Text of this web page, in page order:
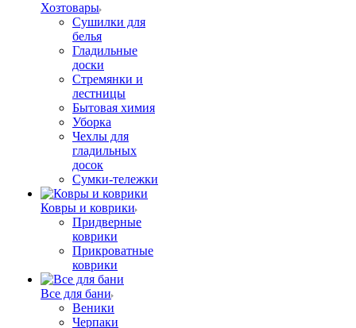
Хозтовары
Сушилки для
белья
Гладильные
доски
Стремянки и
лестницы
Бытовая химия
Уборка
Чехлы для
гладильных
досок
Сумки-тележки
Ковры и коврики
Придверные
коврики
Прикроватные
коврики
Все для бани
Веники
Черпаки